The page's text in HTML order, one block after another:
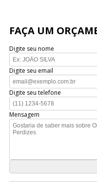
FAÇA UM
Digite seu nome
Digite seu email
Digite seu telefone
Mensagem